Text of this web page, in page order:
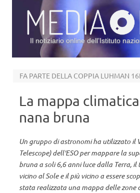
Il notiziario online dell’Istituto
FA PARTE DELLA COPPIA LUHMAN
La mappa
nana bruna
Un gruppo di astronomi ha utilizzato il
Telescope) dell'ESO per mappare la
bruna a soli 6,6 anni luce dalla Terra, il
vicino al Sole e il più vicino a essere
stata realizzata una mappa delle zone